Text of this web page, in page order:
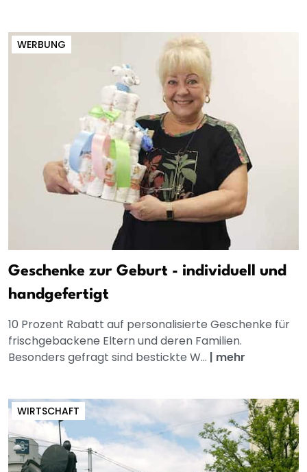
WERBUNG
Geschenke zur Geburt - individuell und
handgefertigt
10 Prozent Rabatt auf personalisierte Geschenke für
frischgebackene Eltern und deren Familien.
Besonders gefragt sind bestickte W... | mehr
WIRTSCHAFT